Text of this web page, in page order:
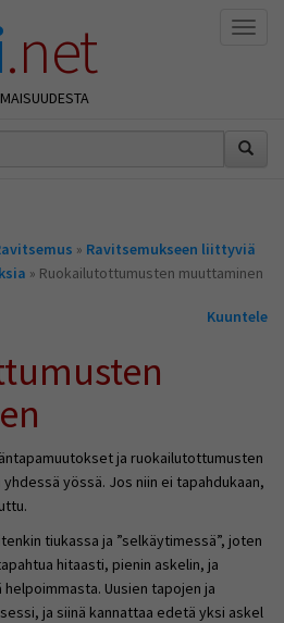
.net
» Ravitsemukseen liittyviä
» Ruokailutottumusten muuttaminen
Kuuntele
ja ruokailutottumusten
yössä. Jos niin ei tapahdukaan,
tiukassa ja ”selkäytimessä”, joten
hitaasti, pienin askelin, ja
Uusien tapojen ja
ja siinä kannattaa edetä yksi askel